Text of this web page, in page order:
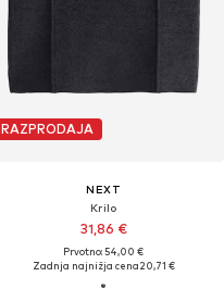
RAZPRODAJA
NEXT
Krilo
31,86 €
Prvotno: 54,00 €
Zadnja najnižja cena20,71 €